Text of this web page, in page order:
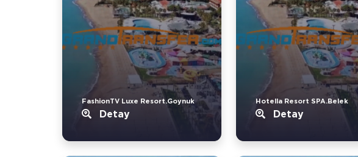
FashionTV Luxe Resort.Goynuk
Detay
Hotella Resort SPA.Belek
Detay